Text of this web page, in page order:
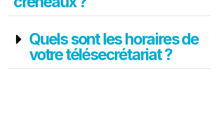
Quels sont les horaires de
votre télésecrétariat ?